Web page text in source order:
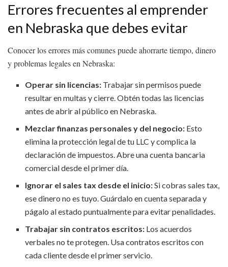
Errores frecuentes al emprender
en Nebraska que debes evitar
Conocer los errores más comunes puede ahorrarte tiempo, dinero
y problemas legales en Nebraska:
Operar sin licencias: Trabajar sin permisos puede
resultar en multas y cierre. Obtén todas las licencias
antes de abrir al público en Nebraska.
Mezclar finanzas personales y del negocio: Esto
elimina la protección legal de tu LLC y complica la
declaración de impuestos. Abre una cuenta bancaria
comercial desde el primer día.
Ignorar el sales tax desde el inicio:Si cobras sales tax,
ese dinero no es tuyo. Guárdalo en cuenta separada y
págalo al estado puntualmente para evitar penalidades.
Trabajar sin contratos escritos: Los acuerdos
verbales no te protegen. Usa contratos escritos con
cada cliente desde el primer servicio.